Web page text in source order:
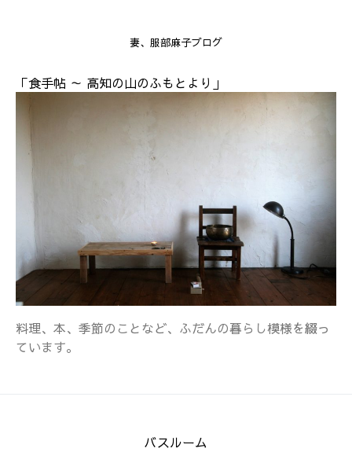
妻、服部麻子ブログ
「食手帖 ～ 高知の山のふもとより」
料理、本、季節のことなど、ふだんの暮らし模様を綴っ
ています。
バスルーム